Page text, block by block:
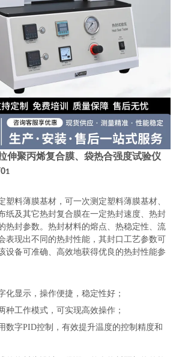
伸聚丙烯复合膜、袋热合强度试验仪
1
塑料薄膜基材，可一次测定塑料薄膜基材、
纸及其它热封复合膜在一定热封速度、热封
热封参数。热封材料的熔点、热稳定性、流
表现出不同的热封性能，其封口工艺参数可
设备可准确、高效地获得优良的热封性能参
化显示，操作便捷，稳定性好；
种工作模式，可实现高效操作；
数字PID控制，有效提升温度的控制精度和